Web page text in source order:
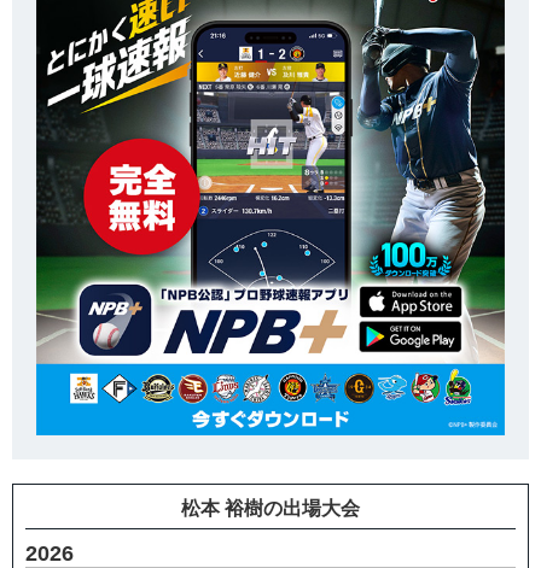
松本 裕樹の出場大会
2026